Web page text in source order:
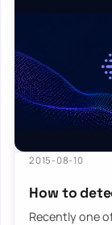
2015-08-10
How to
Recently one